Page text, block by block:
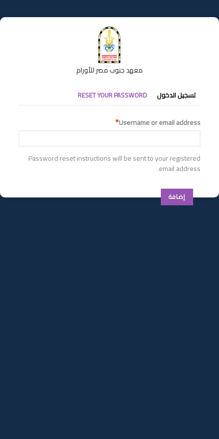
إلى
المحتوى
معهد جنوب مصر للأورام
التبويبات
الأساسية
تسجيل الدخول RESET YOUR PASSWORD
Username or email address
Password reset instructions will be sent to your registered
email address.